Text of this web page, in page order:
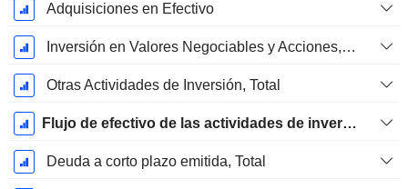
Adquisiciones en Efectivo
Inversión en Valores Negociables y Acciones, Total
Otras Actividades de Inversión, Total
Flujo de efectivo de las actividades de inversión
Deuda a corto plazo emitida, Total